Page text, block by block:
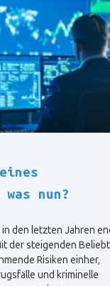
nun?
den letzten Jahren
der steigenden
Risiken einher,
und kriminelle